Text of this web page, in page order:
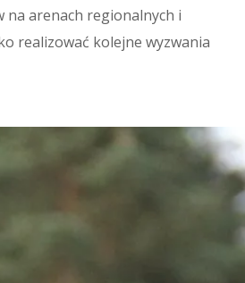
na arenach regionalnych i
realizować kolejne wyzwania